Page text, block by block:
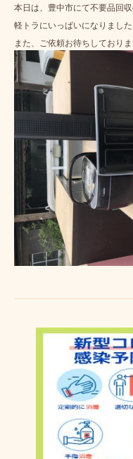
本日は、豊中市にて不要品回収
軽トラにいっぱいになりました
また、ご依頼お待ちしており